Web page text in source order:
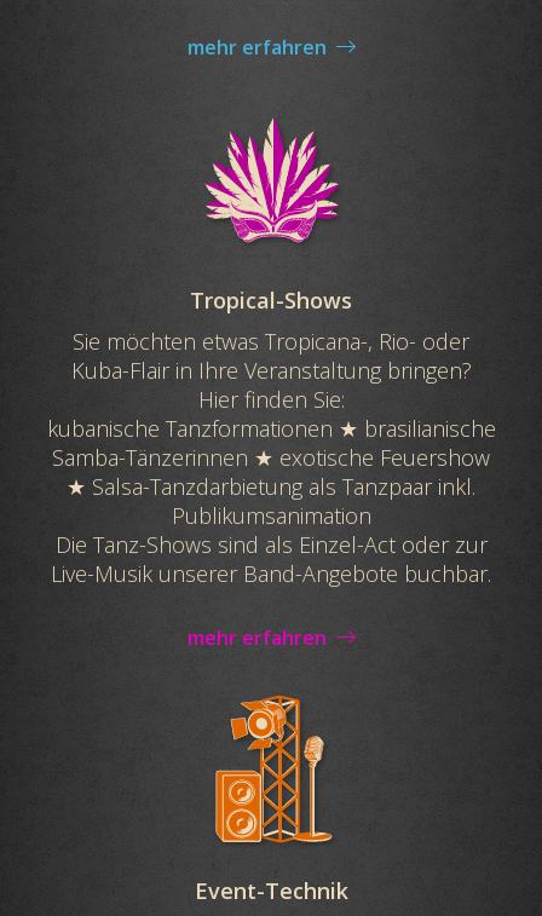
mehr erfahren
Tropical-Shows
Sie möchten etwas Tropicana-, Rio- oder
Kuba-Flair in Ihre Veranstaltung bringen?
Hier finden Sie:
kubanische Tanzformationen ★ brasilianische
Samba-Tänzerinnen ★ exotische Feuershow
★ Salsa-Tanzdarbietung als Tanzpaar inkl.
Publikumsanimation
Die Tanz-Shows sind als Einzel-Act oder zur
Live-Musik unserer Band-Angebote buchbar.
mehr erfahren
Event-Technik